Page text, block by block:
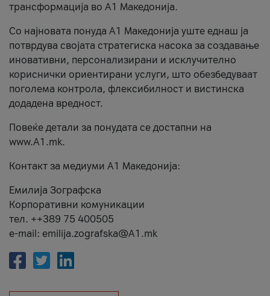
трансформација во А1 Македонија.
Со најновата понуда А1 Македонија уште еднаш ја
потврдува својата стратегиска насока за создавање
иновативни, персонализирани и исклучително
кориснички ориентирани услуги, што обезбедуваат
поголема контрола, флексибилност и вистинска
додадена вредност.
Повеќе детали за понудата се достапни на
www.А1.mk.
Контакт за медиуми А1 Македонија:
Емилија Зографска
Корпоративни комуникации
тел. ++389 75 400505
e-mail: emilija.zografska@A1.mk